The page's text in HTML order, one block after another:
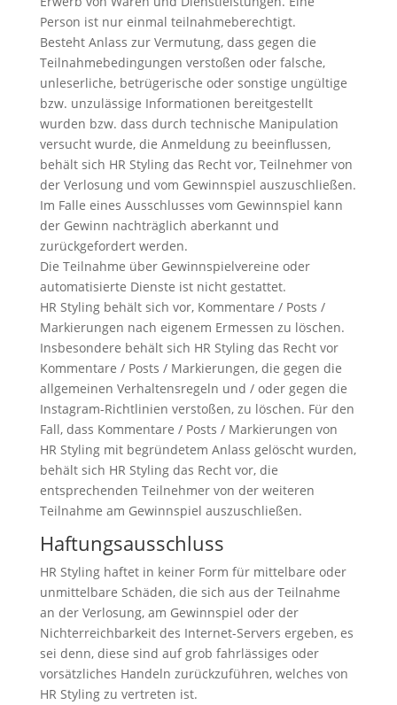
Person ist nur einmal teilnahmeberechtigt.
Besteht Anlass zur Vermutung, dass gegen die
Teilnahmebedingungen verstoßen oder falsche,
unleserliche, betrügerische oder sonstige ungültige
bzw. unzulässige Informationen bereitgestellt
wurden bzw. dass durch technische Manipulation
versucht wurde, die Anmeldung zu beeinflussen,
behält sich HR Styling das Recht vor, Teilnehmer von
der Verlosung und vom Gewinnspiel auszuschließen.
Im Falle eines Ausschlusses vom Gewinnspiel kann
der Gewinn nachträglich aberkannt und
zurückgefordert werden.
Die Teilnahme über Gewinnspielvereine oder
automatisierte Dienste ist nicht gestattet.
HR Styling behält sich vor, Kommentare / Posts /
Markierungen nach eigenem Ermessen zu löschen.
Insbesondere behält sich HR Styling das Recht vor
Kommentare / Posts / Markierungen, die gegen die
allgemeinen Verhaltensregeln und / oder gegen die
Instagram-Richtlinien verstoßen, zu löschen. Für den
Fall, dass Kommentare / Posts / Markierungen von
HR Styling mit begründetem Anlass gelöscht wurden,
behält sich HR Styling das Recht vor, die
entsprechenden Teilnehmer von der weiteren
Teilnahme am Gewinnspiel auszuschließen.
Haftungsausschluss
HR Styling haftet in keiner Form für mittelbare oder
unmittelbare Schäden, die sich aus der Teilnahme
an der Verlosung, am Gewinnspiel oder der
Nichterreichbarkeit des Internet-Servers ergeben, es
sei denn, diese sind auf grob fahrlässiges oder
vorsätzliches Handeln zurückzuführen, welches von
HR Styling zu vertreten ist.